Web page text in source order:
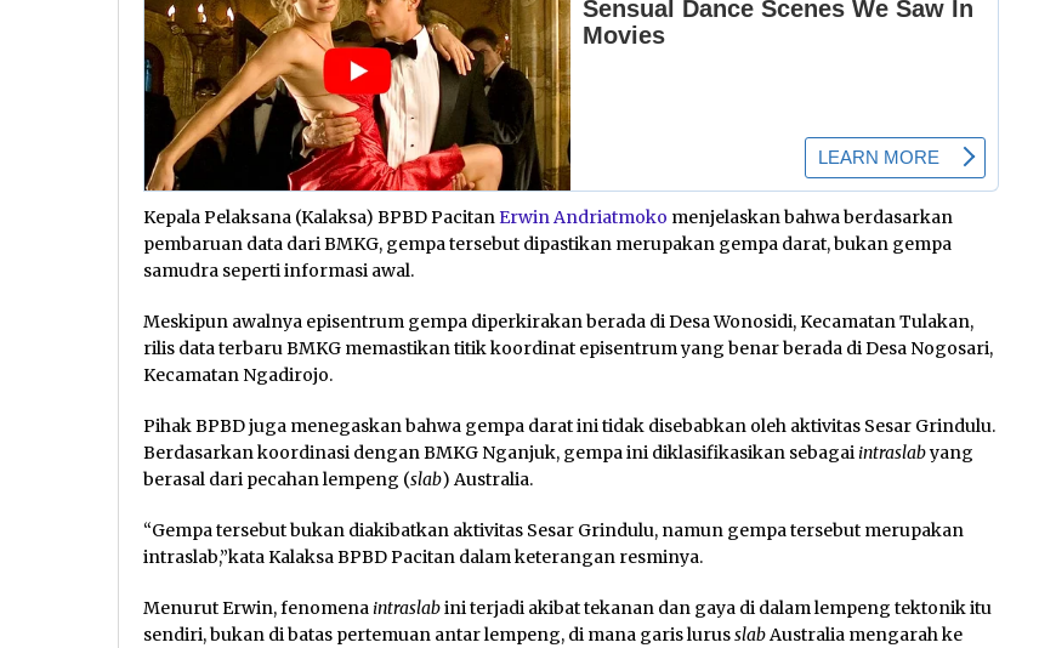
Kepala Pelaksana (Kalaksa) BPBD PacitanErwin Andriatmoko menjelaskan bahwa berdasarkan
pembaruan data dari BMKG, gempa tersebut dipastikan merupakan gempa darat, bukan gempa
samudra seperti informasi awal.
Meskipun awalnya episentrum gempa diperkirakan berada di Desa Wonosidi, Kecamatan Tulakan,
rilis data terbaru BMKG memastikan titik koordinat episentrum yang benar berada di Desa Nogosari,
Kecamatan Ngadirojo.
Pihak BPBD juga menegaskan bahwa gempa darat ini tidak disebabkan oleh aktivitas Sesar Grindulu.
Berdasarkan koordinasi dengan BMKG Nganjuk, gempa ini diklasifikasikan sebagaiintraslabyang
berasal dari pecahan lempeng (slab) Australia.
“Gempa tersebut bukan diakibatkan aktivitas Sesar Grindulu, namun gempa tersebut merupakan
intraslab,”kata Kalaksa BPBD Pacitan dalam keterangan resminya.
Menurut Erwin, fenomenaintraslabini terjadi akibat tekanan dan gaya di dalam lempeng tektonik itu
sendiri, bukan di batas pertemuan antar lempeng, di mana garis lurusslabAustralia mengarah ke